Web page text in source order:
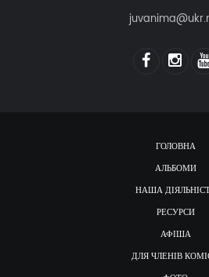
ГОЛОВНА
АЛЬБОМИ
НАША
РЕСУРСИ
АФІША
ДЛЯ ЧЛЕНІВ